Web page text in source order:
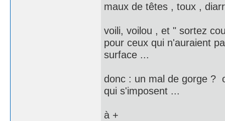
maux de têtes , toux ,
voili, voilou , et " sortez
pour ceux qui n'auraient
surface ...
donc : un mal de gorge ?
qui s'imposent ...
à +